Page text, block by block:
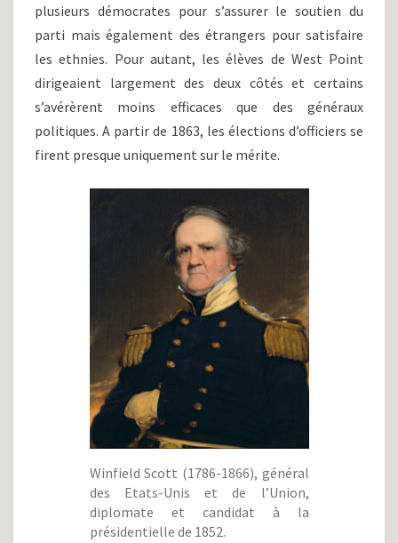
plusieurs démocrates pour s’assurer le soutien du
parti mais également des étrangers pour satisfaire
les ethnies. Pour autant, les élèves de West Point
dirigeaient largement des deux côtés et certains
s’avérèrent moins efficaces que des généraux
politiques. A partir de 1863, les élections d’officiers se
firent presque uniquement sur le mérite.
Winfield Scott (1786-1866), général
des Etats-Unis et de l’Union,
diplomate et candidat à la
présidentielle de 1852.